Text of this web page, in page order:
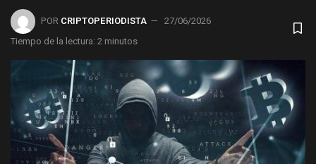
POR CRIPTOPERIODISTA
27/06/2026
Tiempo de la lectura: 2 minutos